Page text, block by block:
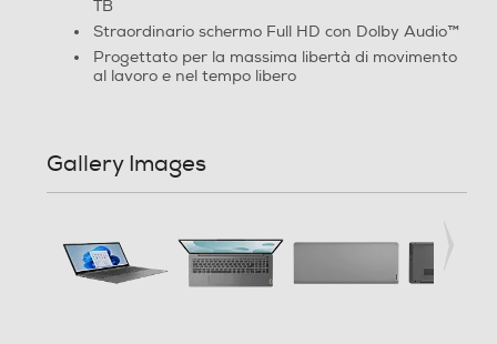
Capacità RAM in GB
16
TB
Straordinario schermo Full HD con Dolby Audio™
Progettato per la massima libertà di movimento
al lavoro e nel tempo libero
Gallery Images